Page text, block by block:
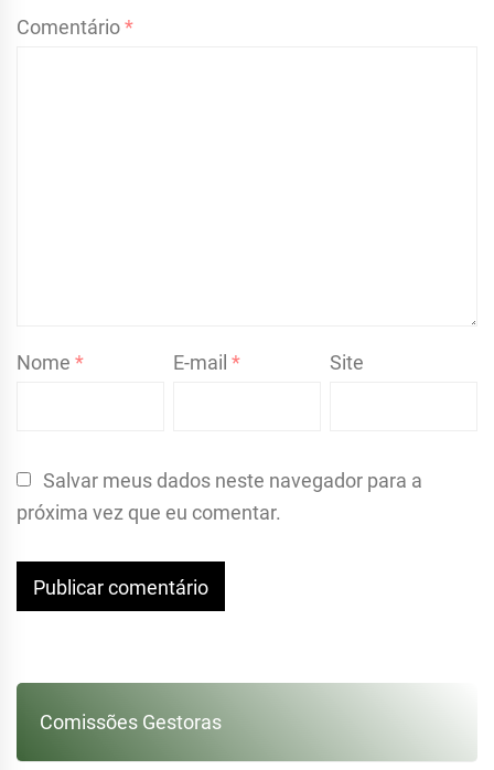
Comentário*
Nome * E-mail* Site
Salvar meus dados neste navegador para a
próxima vez que eu comentar.
Comissões Gestoras